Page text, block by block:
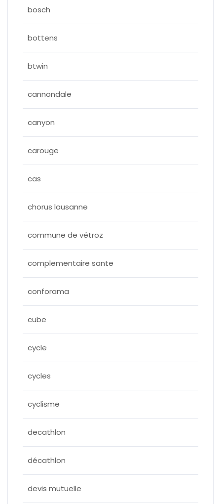
bosch
bottens
btwin
cannondale
canyon
carouge
cas
chorus lausanne
commune de vétroz
complementaire sante
conforama
cube
cycle
cycles
cyclisme
decathlon
décathlon
devis mutuelle